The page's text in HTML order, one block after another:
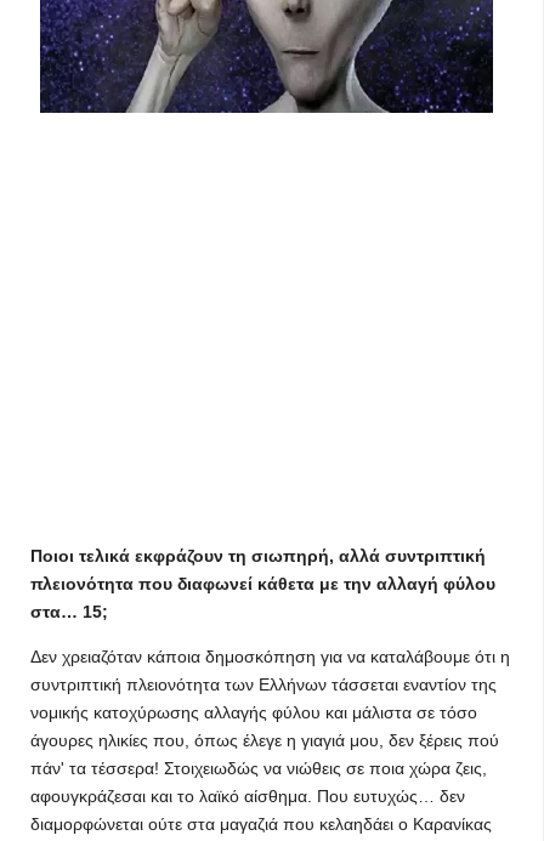
Ποιοι τελικά εκφράζουν τη σιωπηρή, αλλά συντριπτική
πλειονότητα που διαφωνεί κάθετα με την αλλαγή φύλου
στα… 15;
Δεν χρειαζόταν κάποια δημοσκόπηση για να καταλάβουμε ότι η
συντριπτική πλειονότητα των Ελλήνων τάσσεται εναντίον της
νομικής κατοχύρωσης αλλαγής φύλου και μάλιστα σε τόσο
άγουρες ηλικίες που, όπως έλεγε η γιαγιά μου, δεν ξέρεις πού
πάν' τα τέσσερα! Στοιχειωδώς να νιώθεις σε ποια χώρα ζεις,
αφουγκράζεσαι και το λαϊκό αίσθημα. Που ευτυχώς… δεν
διαμορφώνεται ούτε στα μαγαζιά που κελαηδάει ο Καρανίκας